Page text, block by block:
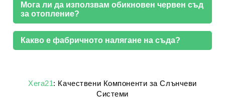
Мога ли да използвам обикновен червен съд
за отопление?
Какво е фабричното налягане на съда?
Xera21: Качествени Компоненти за Слънчеви
Системи